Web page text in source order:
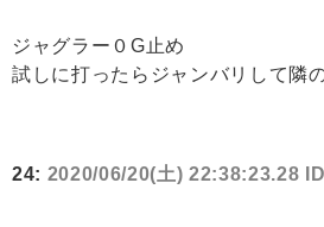
ジャグラー０G止め
試しに打ったらジャンバリして隣
24: 2020/06/20(土) 22:38:23.28